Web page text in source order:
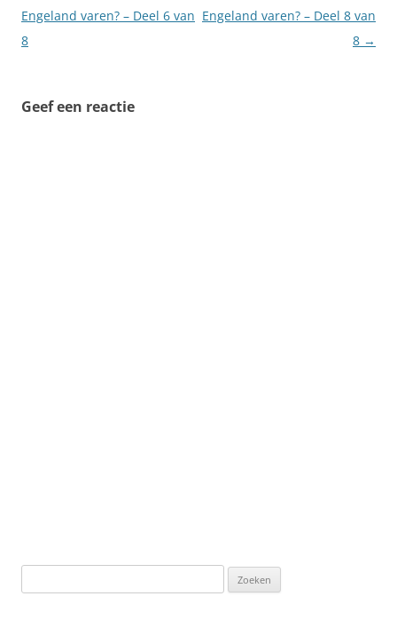
Engeland varen? – Deel 6 van
8
Engeland varen? – Deel 8 van
8 →
Geef een reactie
naar: